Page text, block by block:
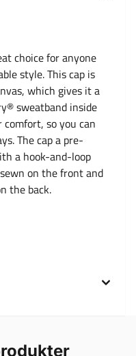
choice for anyone
style. This cap is
which gives it a
sweatband inside
so you can
The cap a pre-
a hook-and-loop
on the front and
the back.